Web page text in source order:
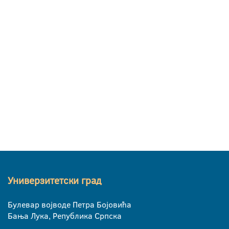
Универзитетски град
Булевар војводе Петра Бојовића
Бања Лука, Република Српска